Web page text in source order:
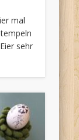
mal
sehr